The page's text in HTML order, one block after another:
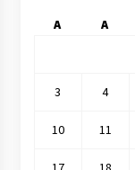
A A
3 4
10 11